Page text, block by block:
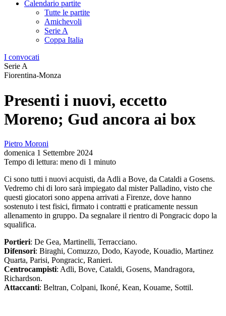
Calendario partite
Tutte le partite
Amichevoli
Serie A
Coppa Italia
I convocati
Serie A
Fiorentina-Monza
Presenti i nuovi, eccetto
Moreno; Gud ancora ai box
Pietro Moroni
domenica 1 Settembre 2024
Tempo di lettura: meno di 1 minuto
Ci sono tutti i nuovi acquisti, da Adli a Bove, da Cataldi a Gosens.
Vedremo chi di loro sarà impiegato dal mister Palladino, visto che
questi giocatori sono appena arrivati a Firenze, dove hanno
sostenuto i test fisici, firmato i contratti e praticamente nessun
allenamento in gruppo. Da segnalare il rientro di Pongracic dopo la
squalifica.
Portieri: De Gea, Martinelli, Terracciano.
Difensori: Biraghi, Comuzzo, Dodo, Kayode, Kouadio, Martinez
Quarta, Parisi, Pongracic, Ranieri.
Centrocampisti: Adli, Bove, Cataldi, Gosens, Mandragora,
Richardson.
Attaccanti: Beltran, Colpani, Ikoné, Kean, Kouame, Sottil.